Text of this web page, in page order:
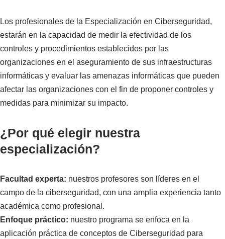
Los profesionales de la Especialización en Ciberseguridad,
estarán en la capacidad de medir la efectividad de los
controles y procedimientos establecidos por las
organizaciones en el aseguramiento de sus infraestructuras
informáticas y evaluar las amenazas informáticas que pueden
afectar las organizaciones con el fin de proponer controles y
medidas para minimizar su impacto.
¿Por qué elegir nuestra
especialización?
Facultad experta: nuestros profesores son líderes en el
campo de la ciberseguridad, con una amplia experiencia tanto
académica como profesional.
Enfoque práctico: nuestro programa se enfoca en la
aplicación práctica de conceptos de Ciberseguridad para